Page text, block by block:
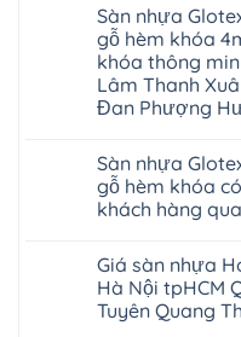
Floor
nhập
khẩu
Malaysia
RUM
14
AI
15
RUM
AI
35
AI
AI
37
AI
dày
12mm
bình
luận
ở
Sửa
sàn
nhựa
giả
khóa
4mm
6mm
đế
cao
charm
wood
hobiwood
kosmos
Sàn nhựa
gỗ hèm khóa
khóa thông
Lâm Thanh
Đan Phượng
bình
luận
ở
Sàn
và
Sàn
nhựa
Hobiwood
giả
Sàn nhựa
gỗ hèm khóa
khách hàng
bình
luận
ở
Sàn
nhựa
Giá sàn nhựa
Hà Nội tpHCM
Tuyên Quang